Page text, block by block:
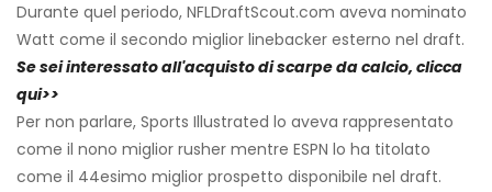
Durante quel periodo, NFLDraftScout.com aveva nominato
Watt come il secondo miglior linebacker esterno nel draft.
Se sei interessato all'acquisto di scarpe da calcio, clicca
qui>>
Per non parlare, Sports Illustrated lo aveva rappresentato
come il nono miglior rusher mentre ESPN lo ha titolato
come il 44esimo miglior prospetto disponibile nel draft.